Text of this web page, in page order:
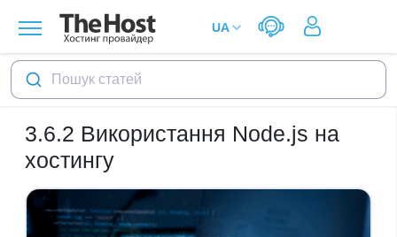
Пошук статей
3.6.2 Використання Node.js на
хостингу